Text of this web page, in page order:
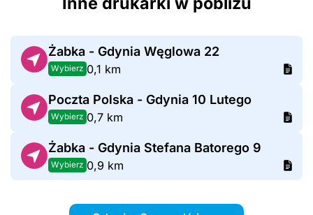
Żabka - Gdynia Węglowa 22
Wybierz 0,1 km
Poczta Polska - Gdynia 10 Lutego
Wybierz 0,7 km
Żabka - Gdynia Stefana Batorego 9
Wybierz 0,9 km